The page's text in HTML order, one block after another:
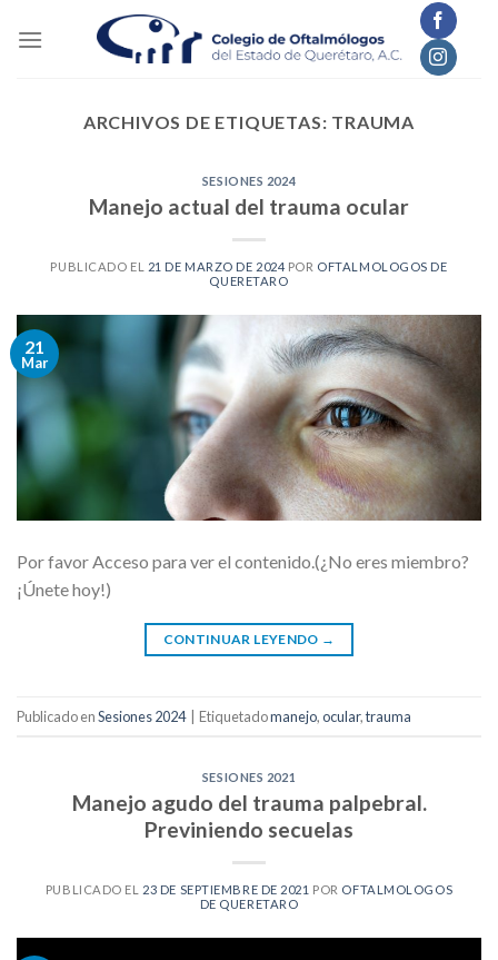
ARCHIVOS DE ETIQUETAS: TRAUMA
SESIONES 2024
Manejo actual del trauma ocular
PUBLICADO EL 21 DE MARZO DE 2024 POR OFTALMOLOGOS DE
QUERETARO
21
Mar
Por favor Acceso para ver el contenido.(¿No eres miembro?
¡Únete hoy!)
CONTINUAR LEYENDO →
Publicado enSesiones 2024 | Etiquetadomanejo,ocular,trauma
SESIONES 2021
Manejo agudo del trauma palpebral.
Previniendo secuelas
PUBLICADO EL 23 DE SEPTIEMBRE DE 2021 POR OFTALMOLOGOS
DE QUERETARO